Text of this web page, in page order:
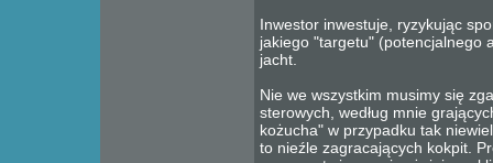
Inwestor inwestuje, ryzykując
jakiego "targetu" (potencjalnego
jacht.
Nie we wszystkim musimy się
sterowych, według mnie
kożucha" w przypadku tak
to nieźle zagracających kokpit.